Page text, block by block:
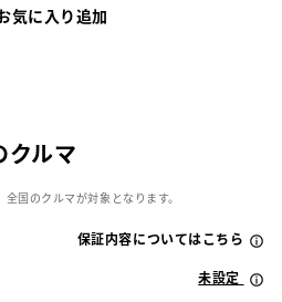
気に入り追加
クルマ
国のクルマが対象となります。
保証内容についてはこちら
未設定